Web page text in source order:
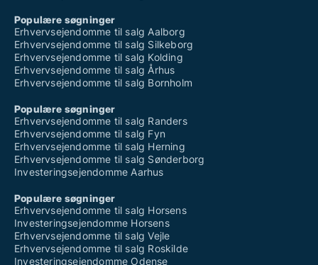
Populære søgninger
Erhvervsejendomme til salg Aalborg
Erhvervsejendomme til salg Silkeborg
Erhvervsejendomme til salg Kolding
Erhvervsejendomme til salg Århus
Erhvervsejendomme til salg Bornholm
Populære søgninger
Erhvervsejendomme til salg Randers
Erhvervsejendomme til salg Fyn
Erhvervsejendomme til salg Herning
Erhvervsejendomme til salg Sønderborg
Investeringsejendomme Aarhus
Populære søgninger
Erhvervsejendomme til salg Horsens
Investeringsejendomme Horsens
Erhvervsejendomme til salg Vejle
Erhvervsejendomme til salg Roskilde
Investeringsejendomme Odense